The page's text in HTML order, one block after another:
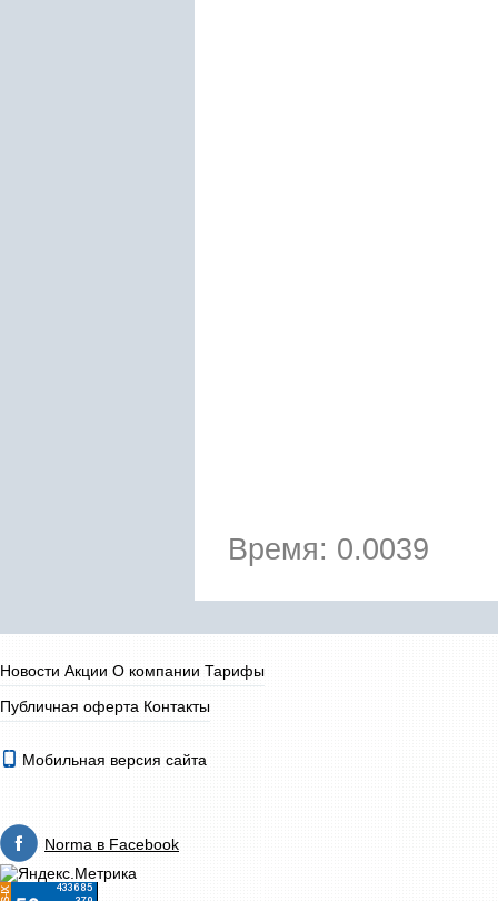
Время: 0.0039
Новости Акции О компании Тарифы
Публичная оферта Контакты
Мобильная версия сайта
Norma в Facebook